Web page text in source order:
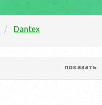
Dantex
показать